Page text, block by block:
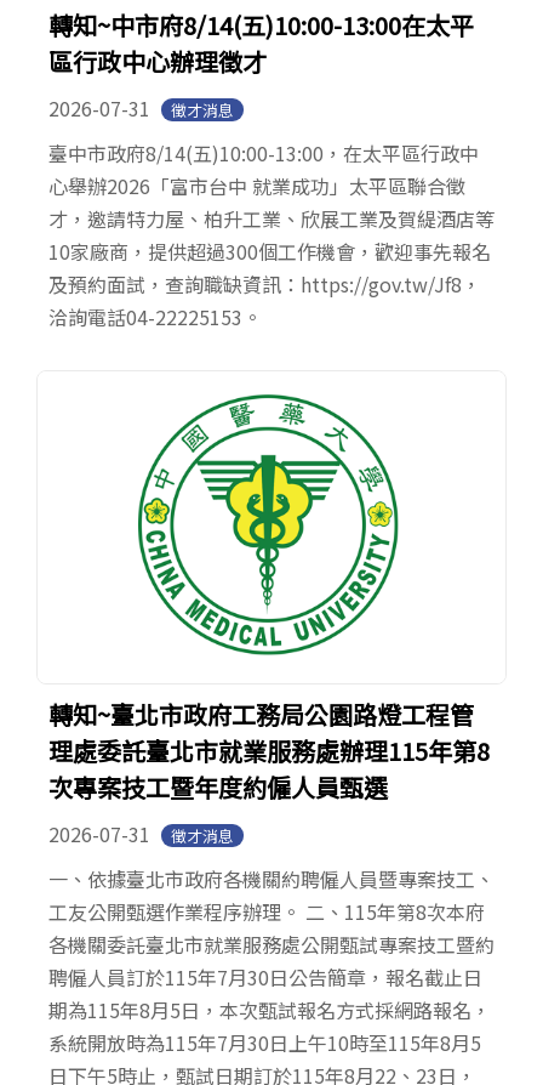
轉知~中市府8/14(五)10:00-13:00在太平
區行政中心辦理徵才
2026-07-31 徵才消息
臺中市政府8/14(五)10:00-13:00，在太平區行政中
心舉辦2026「富市台中 就業成功」太平區聯合徵
才，邀請特力屋、柏升工業、欣展工業及賀緹酒店等
10家廠商，提供超過300個工作機會，歡迎事先報名
及預約面試，查詢職缺資訊：https://gov.tw/Jf8，
洽詢電話04-22225153。
轉知~臺北市政府工務局公園路燈工程管
理處委託臺北市就業服務處辦理115年第8
次專案技工暨年度約僱人員甄選
2026-07-31 徵才消息
一、依據臺北市政府各機關約聘僱人員暨專案技工、
工友公開甄選作業程序辦理。 二、115年第8次本府
各機關委託臺北市就業服務處公開甄試專案技工暨約
聘僱人員訂於115年7月30日公告簡章，報名截止日
期為115年8月5日，本次甄試報名方式採網路報名，
系統開放時為115年7月30日上午10時至115年8月5
日下午5時止，甄試日期訂於115年8月22、23日，